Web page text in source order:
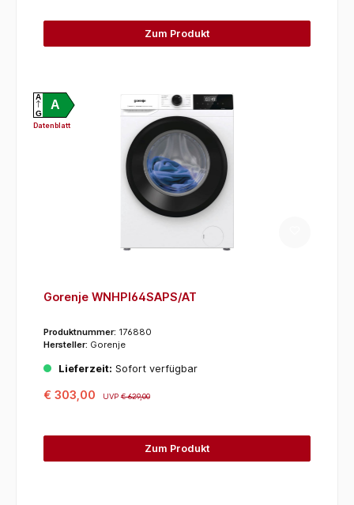
Zum Produkt
A
A
G
Datenblatt
Gorenje WNHPI64SAPS/AT
Produktnummer: 176880
Hersteller: Gorenje
Lieferzeit: Sofort verfügbar
€ 303,00 UVP€ 629,00
Zum Produkt